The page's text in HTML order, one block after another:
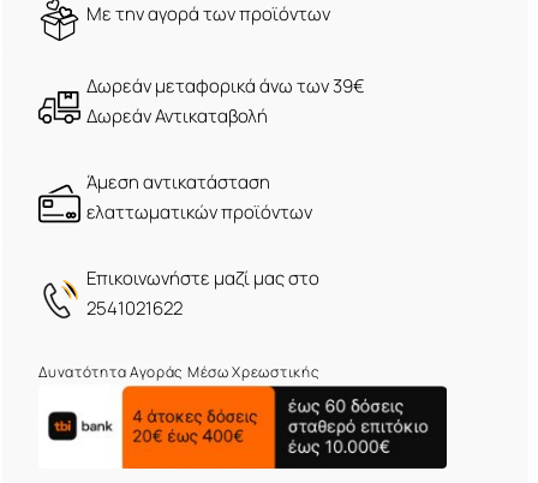
Mε την αγορά των προϊόντων
Δωρεάν μεταφορικά άνω των 39€
Δωρεάν Αντικαταβολή
Άμεση αντικατάσταση
ελαττωματικών προϊόντων
Eπικοινωνήστε μαζί μας στο
2541021622
Δυνατότητα Αγοράς Μέσω Χρεωστικής